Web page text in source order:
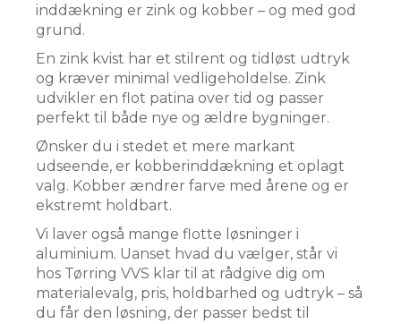
inddækning er zink og kobber – og med god
grund.
En zink kvist har et stilrent og tidløst udtryk
og kræver minimal vedligeholdelse. Zink
udvikler en flot patina over tid og passer
perfekt til både nye og ældre bygninger.
Ønsker du i stedet et mere markant
udseende, er kobberinddækning et oplagt
valg. Kobber ændrer farve med årene og er
ekstremt holdbart.
Vi laver også mange flotte løsninger i
aluminium. Uanset hvad du vælger, står vi
hos Tørring VVS klar til at rådgive dig om
materialevalg, pris, holdbarhed og udtryk – så
du får den løsning, der passer bedst til